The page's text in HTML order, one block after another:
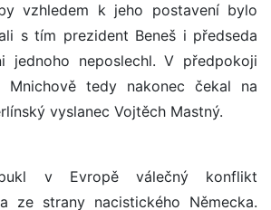
vzhledem k jeho postavení bylo
s tím prezident Beneš i předseda
jednoho neposlechl. V předpokoji
Mnichově tedy nakonec čekal na
vyslanec Vojtěch Mastný.
v Evropě válečný konflikt
ze strany nacistického Německa.